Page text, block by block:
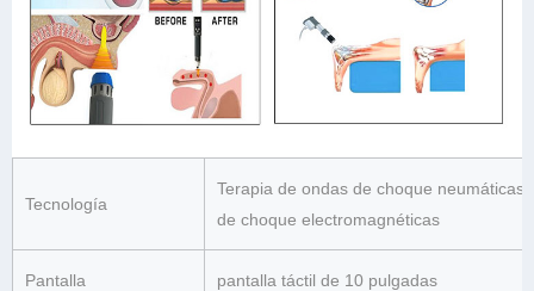
Tecnología
Terapia de ondas de choque neumáticas
de choque electromagnéticas
Pantalla pantalla táctil de 10 pulgadas